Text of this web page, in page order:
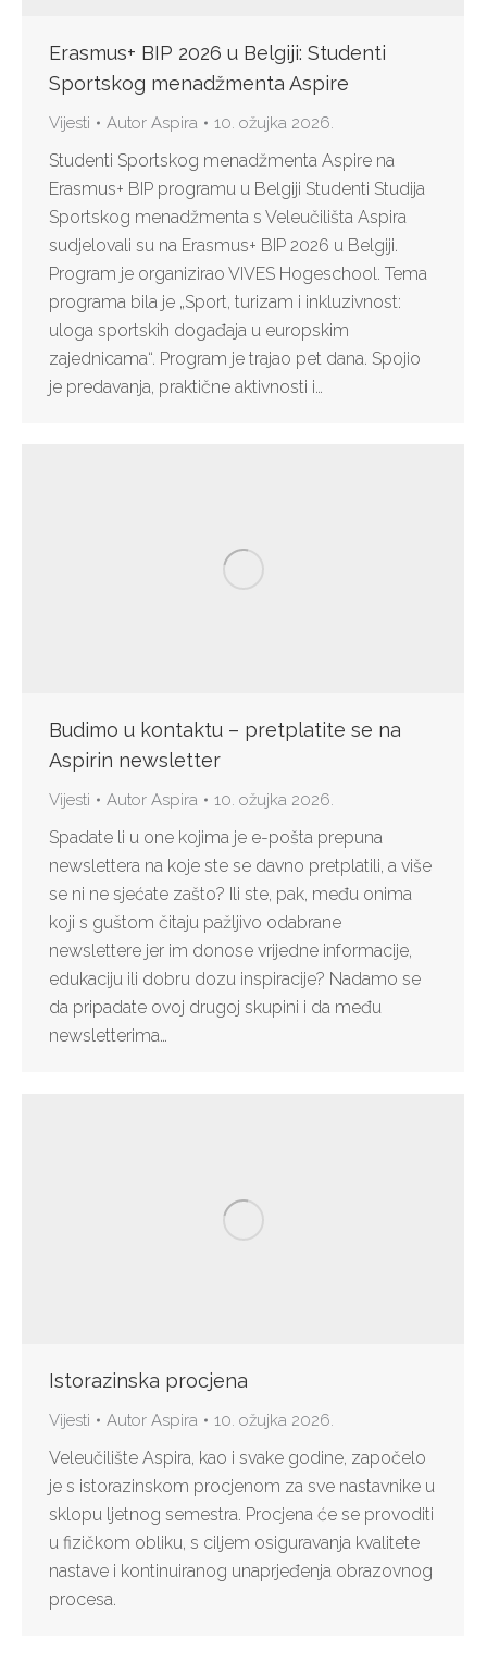
Erasmus+ BIP 2026 u Belgiji: Studenti
Sportskog menadžmenta Aspire
Vijesti Autor Aspira 10. ožujka 2026.
Studenti Sportskog menadžmenta Aspire na
Erasmus+ BIP programu u Belgiji Studenti Studija
Sportskog menadžmenta s Veleučilišta Aspira
sudjelovali su na Erasmus+ BIP 2026 u Belgiji.
Program je organizirao VIVES Hogeschool. Tema
programa bila je „Sport, turizam i inkluzivnost:
uloga sportskih događaja u europskim
zajednicama“. Program je trajao pet dana. Spojio
je predavanja, praktične aktivnosti i…
Budimo u kontaktu – pretplatite se na
Aspirin newsletter
Vijesti Autor Aspira 10. ožujka 2026.
Spadate li u one kojima je e-pošta prepuna
newslettera na koje ste se davno pretplatili, a više
se ni ne sjećate zašto? Ili ste, pak, među onima
koji s guštom čitaju pažljivo odabrane
newslettere jer im donose vrijedne informacije,
edukaciju ili dobru dozu inspiracije? Nadamo se
da pripadate ovoj drugoj skupini i da među
newsletterima…
Istorazinska procjena
Vijesti Autor Aspira 10. ožujka 2026.
Veleučilište Aspira, kao i svake godine, započelo
je s istorazinskom procjenom za sve nastavnike u
sklopu ljetnog semestra. Procjena će se provoditi
u fizičkom obliku, s ciljem osiguravanja kvalitete
nastave i kontinuiranog unaprjeđenja obrazovnog
procesa.